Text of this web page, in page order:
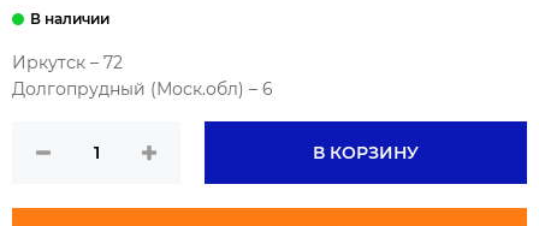
Иркутск – 72
Долгопрудный (Моск.обл) – 6
В КОРЗИНУ